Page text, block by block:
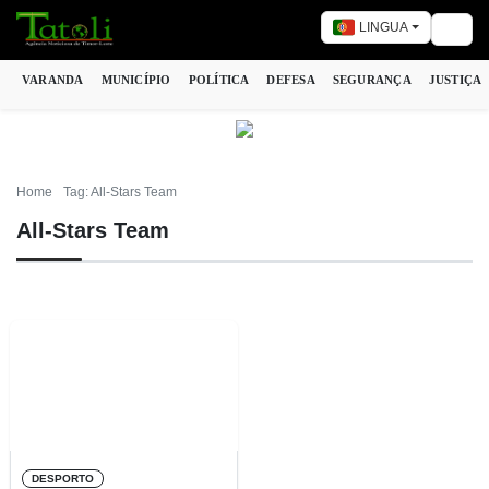
LINGUA
VARANDA MUNICÍPIO POLÍTICA DEFESA SEGURANÇA JUSTIÇA
Home Tag: All-Stars Team
All-Stars Team
DESPORTO